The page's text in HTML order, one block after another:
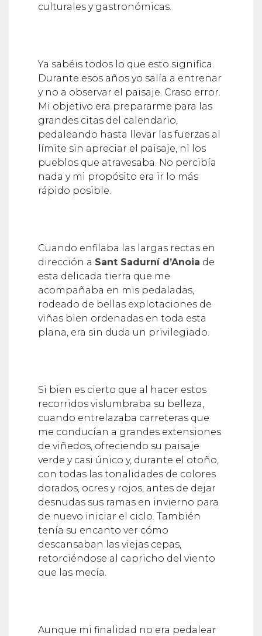
culturales y gastronómicas.
Ya sabéis todos lo que esto significa.
Durante esos años yo salía a entrenar
y no a observar el paisaje. Craso error.
Mi objetivo era prepararme para las
grandes citas del calendario,
pedaleando hasta llevar las fuerzas al
límite sin apreciar el paisaje, ni los
pueblos que atravesaba. No percibía
nada y mi propósito era ir lo más
rápido posible.
Cuando enfilaba las largas rectas en
dirección a Sant Sadurní d’Anoia de
esta delicada tierra que me
acompañaba en mis pedaladas,
rodeado de bellas explotaciones de
viñas bien ordenadas en toda esta
plana, era sin duda un privilegiado.
Si bien es cierto que al hacer estos
recorridos vislumbraba su belleza,
cuando entrelazaba carreteras que
me conducían a grandes extensiones
de viñedos, ofreciendo su paisaje
verde y casi único y, durante el otoño,
con todas las tonalidades de colores
dorados, ocres y rojos, antes de dejar
desnudas sus ramas en invierno para
de nuevo iniciar el ciclo. También
tenía su encanto ver cómo
descansaban las viejas cepas,
retorciéndose al capricho del viento
que las mecía.
Aunque mi finalidad no era pedalear